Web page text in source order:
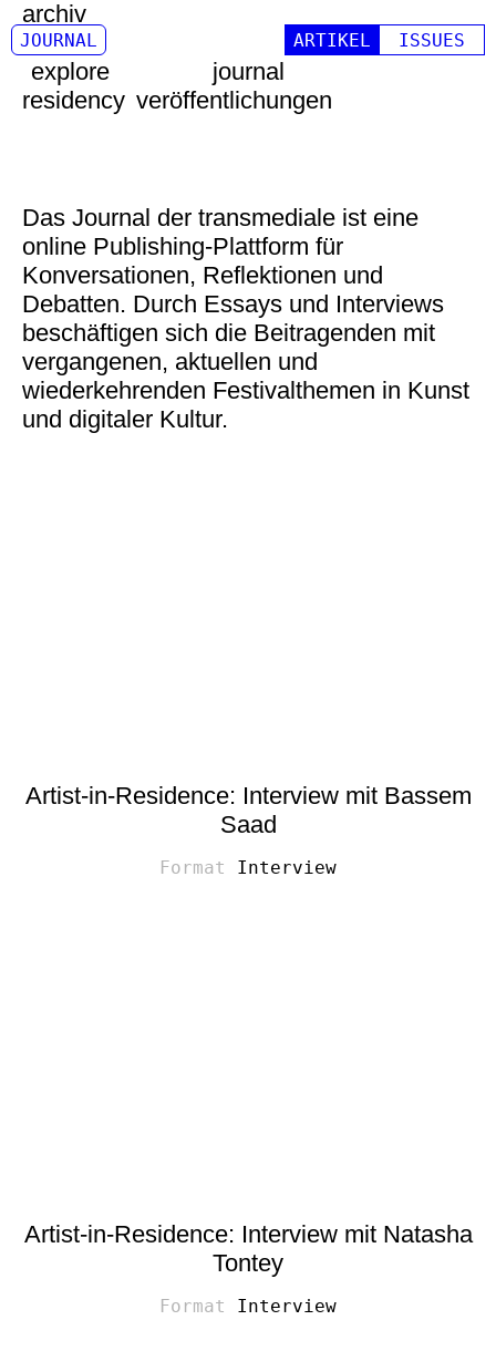
archiv
media
explore
journal
residency veröffentlichungen
JOURNAL ARTIKEL ISSUES
Das Journal der transmediale ist eine
online Publishing-Plattform für
Konversationen, Reflektionen und
Debatten. Durch Essays und Interviews
beschäftigen sich die Beitragenden mit
vergangenen, aktuellen und
wiederkehrenden Festivalthemen in Kunst
und digitaler Kultur.
Artist-in-Residence: Interview mit Bassem
Saad
Interview
Artist-in-Residence: Interview mit Natasha
Tontey
Interview